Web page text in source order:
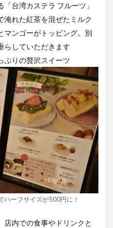
台湾カステラ フルーツ」
淹れた紅茶を混ぜたミルク
マンゴーがトッピング。別
らしていただきます
ぷりの贅沢スイーツ
ハーフサイズが500円に！
店内での食事やドリンクと